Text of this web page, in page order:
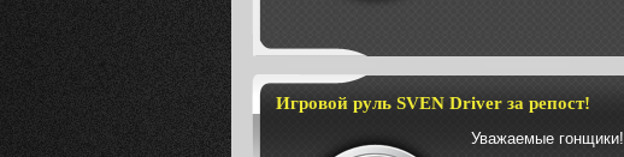
Игровой руль SVEN Driver за репост!
Уважаемые гонщики!